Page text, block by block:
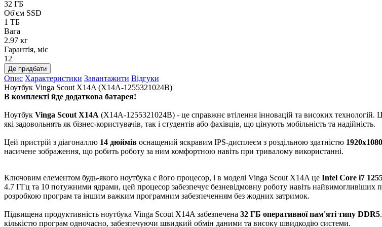
32 ГБ
Об'єм SSD
1 ТБ
Вага
2.97 кг
Гарантія, міс
12
Де придбати
Опис Характеристики Завантажити Відгуки
Ноутбук Vinga Scout X14A (X14A-1255321024B)
В комплекті йде додаткова батарея!
Ноутбук Vinga Scout X14A (X14A-1255321024B) - це справжнє втілення інновацій та високих технологій.
які задовольнять як бізнес-користувачів, так і студентів або фахівців, що цінують мобільність та надійність.
Цей пристрій з діагоналлю 14 дюймів оснащений яскравим IPS-дисплеєм з роздільною здатністю
насичене зображення, що робить роботу за ним комфортною навіть при тривалому використанні.
Ключовим елементом будь-якого ноутбука є його процесор, і в моделі Vinga Scout X14A це Intel Core i7
4.7 ГГц та 10 потужними ядрами, цей процесор забезпечує безневідмовну роботу навіть найвимогливіших
розробкою програм та іншим важким програмним забезпеченням без жодних затримок.
Підвищена продуктивність ноутбука Vinga Scout X14A забезпечена 32 ГБ оперативної пам'яті типу DDR5
кількістю програм одночасно, забезпечуючи швидкий обмін даними та високу швидкодію системи.